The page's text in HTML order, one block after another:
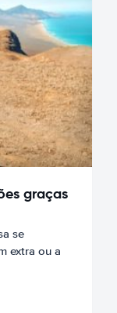
graças
se
extra ou a